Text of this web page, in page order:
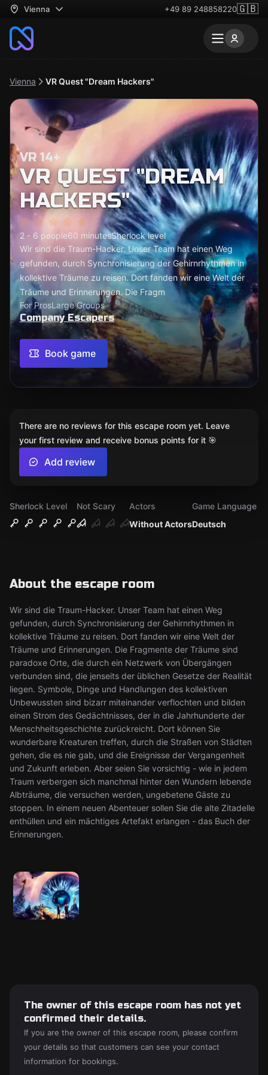
Vienna +49 89 248858220🇬🇧
Vienna VR Quest "Dream Hackers"
VR 14+
VR QUEST "DREAM
HACKERS"
2 - 6 people60 minutesSherlock level
Wir sind die Traum-Hacker. Unser Team hat einen Weg
gefunden, durch Synchronisierung der Gehirnrhythmen in
kollektive Träume zu reisen. Dort fanden wir eine Welt der
Träume und Erinnerungen. Die Fragm
For ProsLarge Groups
Company Escapers
Book game
Sherlock Level
Not Scary
Without Actors
Actors
Deutsch
Game Language
About the escape room
Wir sind die Traum-Hacker. Unser Team hat einen Weg
gefunden, durch Synchronisierung der Gehirnrhythmen in
kollektive Träume zu reisen. Dort fanden wir eine Welt der
Träume und Erinnerungen. Die Fragmente der Träume sind
paradoxe Orte, die durch ein Netzwerk von Übergängen
verbunden sind, die jenseits der üblichen Gesetze der Realität
liegen. Symbole, Dinge und Handlungen des kollektiven
Unbewussten sind bizarr miteinander verflochten und bilden
einen Strom des Gedächtnisses, der in die Jahrhunderte der
Menschheitsgeschichte zurückreicht. Dort können Sie
wunderbare Kreaturen treffen, durch die Straßen von Städten
gehen, die es nie gab, und die Ereignisse der Vergangenheit
und Zukunft erleben. Aber seien Sie vorsichtig - wie in jedem
Traum verbergen sich manchmal hinter den Wundern lebende
Albträume, die versuchen werden, ungebetene Gäste zu
stoppen. In einem neuen Abenteuer sollen Sie die alte Zitadelle
enthüllen und ein mächtiges Artefakt erlangen - das Buch der
Erinnerungen.
There are no reviews for this escape room yet. Leave
your first review and receive bonus points for it 🎯
Add review
The owner of this escape room has not yet
confirmed their details.
If you are the owner of this escape room, please confirm
your details so that customers can see your contact
information for bookings.